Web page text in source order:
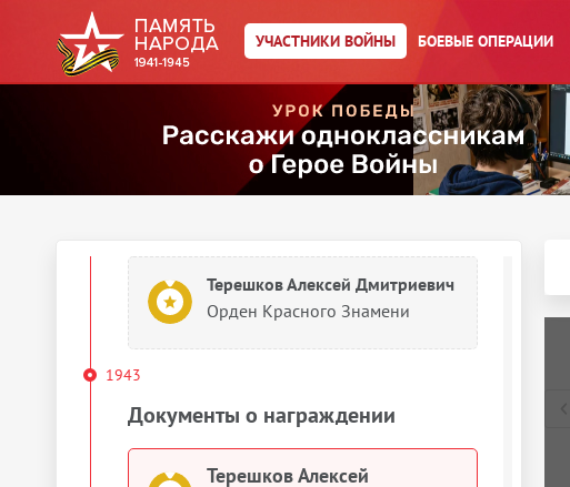
УЧАСТНИКИ ВОЙНЫ БОЕВЫЕ ОПЕРАЦИИ
1942
Документы о награждении
Терешков Алексей Дмитриевич
Терешков Алексей Дмитриевич
Орден Красного Знамени
1943
Документы о награждении
Терешков Алексей